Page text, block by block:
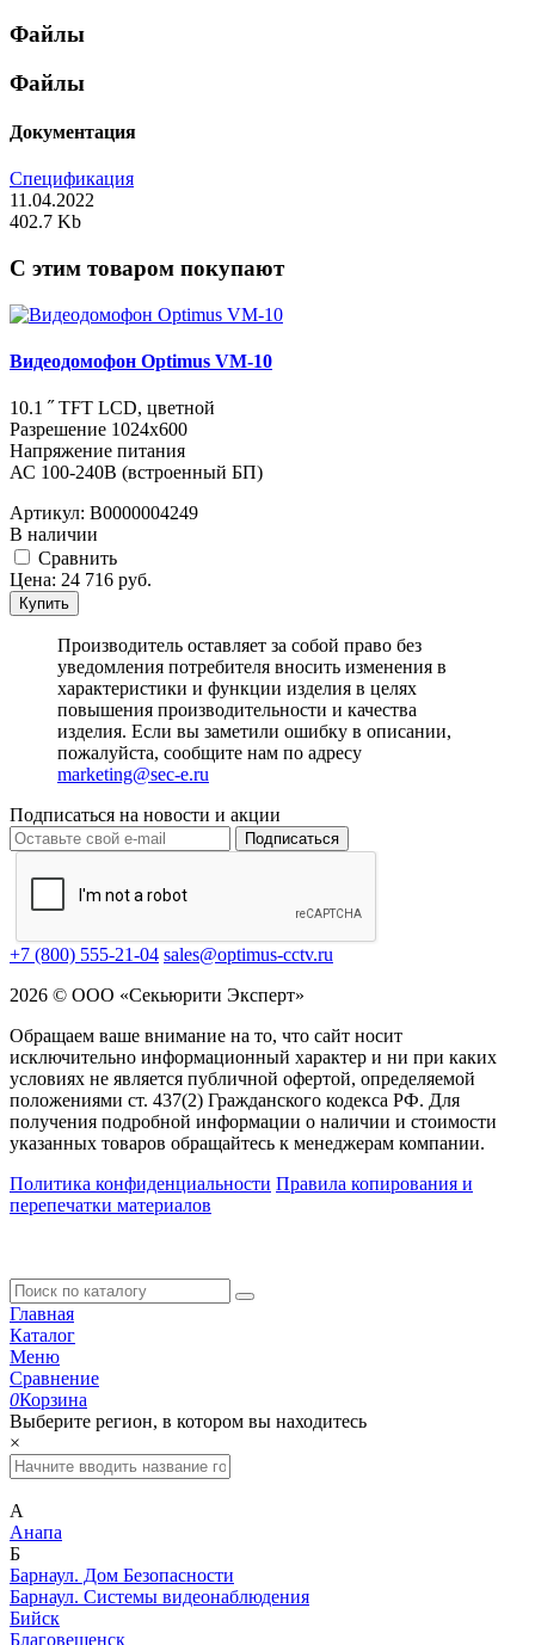
Файлы
Файлы
Документация
Спецификация
11.04.2022
402.7 Kb
C этим товаром покупают
Видеодомофон Optimus VM-10
10.1 ˝ TFT LCD, цветной
Разрешение 1024x600
Напряжение питания
АС 100-240В (встроенный БП)
Артикул: В0000004249
В наличии
Cравнить
Цена: 24 716 руб.
Купить
Производитель оставляет за собой право без
уведомления потребителя вносить изменения в
характеристики и функции изделия в целях
повышения производительности и качества
изделия. Если вы заметили ошибку в описании,
пожалуйста, сообщите нам по адресу
marketing@sec-e.ru
Подписаться на новости и акции
Подписаться
+7 (800) 555-21-04 sales@optimus-cctv.ru
2026 © ООО «Секьюрити Эксперт»
Обращаем ваше внимание на то, что сайт носит
исключительно информационный характер и ни при каких
условиях не является публичной офертой, определяемой
положениями ст. 437(2) Гражданского кодекса РФ. Для
получения подробной информации о наличии и стоимости
указанных товаров обращайтесь к менеджерам компании.
Политика конфиденциальности Правила копирования и
перепечатки материалов
Главная
Каталог
Меню
Сравнение
0Корзина
Выберите регион, в котором вы находитесь
×
А
Анапа
Б
Барнаул. Дом Безопасности
Барнаул. Системы видеонаблюдения
Бийск
Благовещенск